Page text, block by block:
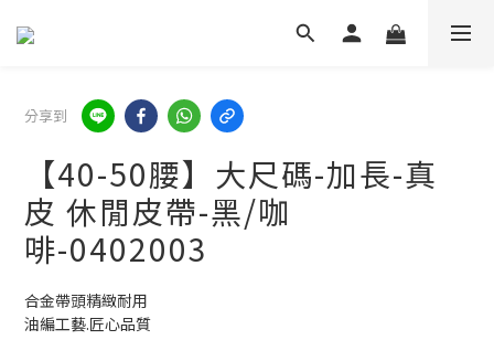
分享到
【40-50腰】大尺碼-加長-真
皮 休閒皮帶-黑/咖
啡-0402003
合金帶頭精緻耐用
油編工藝.匠心品質